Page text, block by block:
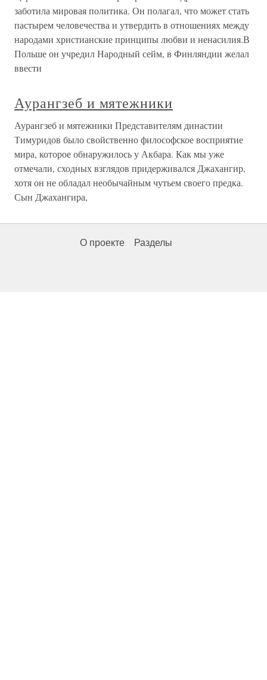
заботила мировая политика. Он полагал, что может стать
пастырем человечества и утвердить в отношениях между
народами христианские принципы любви и ненасилия.В
Польше он учредил Народный сейм, в Финляндии желал
ввести
Аурангзеб и мятежники
Аурангзеб и мятежники Представителям династии
Тимуридов было свойственно философское восприятие
мира, которое обнаружилось у Акбара. Как мы уже
отмечали, сходных взглядов придерживался Джахангир,
хотя он не обладал необычайным чутьем своего предка.
Сын Джахангира,
О проекте Разделы